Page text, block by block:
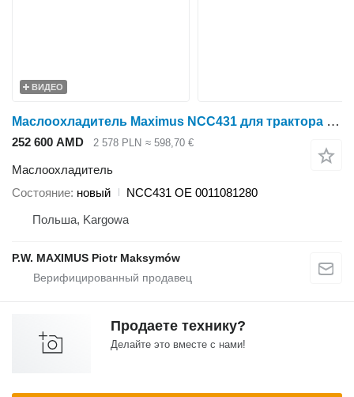
ВИДЕО
Маслоохладитель Maximus NCC431 для трактора колесного Claas AXION 840-810 CMATIC , 850-10
252 600 AMD 2 578 PLN ≈ 598,70 €
Маслоохладитель
Состояние новый
NCC431 OE 0011081280
Польша, Kargowa
P.W. MAXIMUS Piotr Maksymów
Продаете технику?
Делайте это вместе с нами!